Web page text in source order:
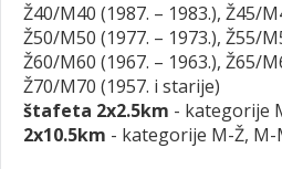
Ž40/M40 (1987. – 1983.), Ž45/
Ž50/M50 (1977. – 1973.), Ž55/
Ž60/M60 (1967. – 1963.), Ž65/
Ž70/M70 (1957. i starije)
štafeta 2x2.5km - kategorije
2x10.5km - kategorije M-Ž, M-